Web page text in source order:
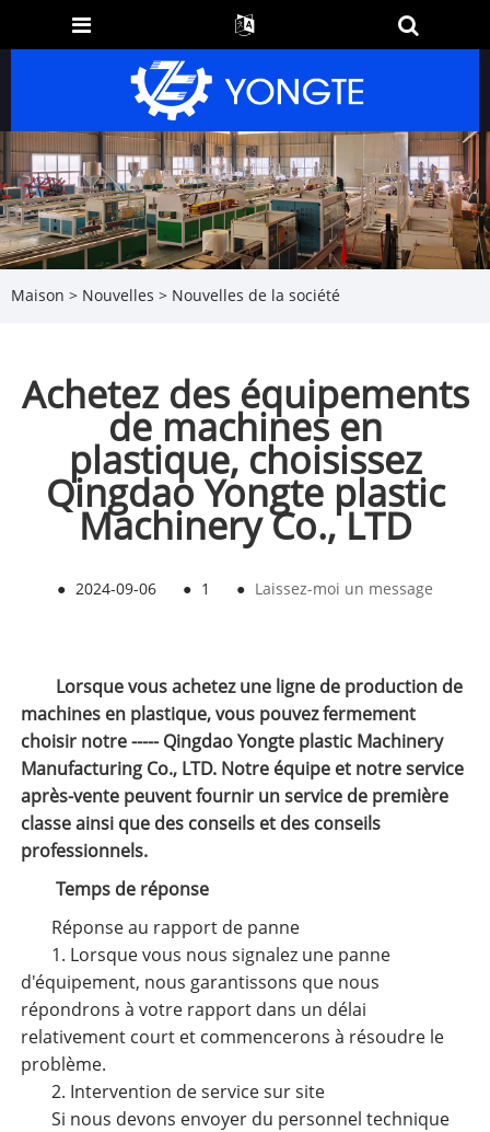
Maison > Nouvelles > Nouvelles de la société
Achetez des équipements
de machines en
plastique, choisissez
Qingdao Yongte plastic
Machinery Co., LTD
● 2024-09-06 ● 1 ● Laissez-moi un message
Lorsque vous achetez une ligne de production de
machines en plastique, vous pouvez fermement
choisir notre ----- Qingdao Yongte plastic Machinery
Manufacturing Co., LTD. Notre équipe et notre service
après-vente peuvent fournir un service de première
classe ainsi que des conseils et des conseils
professionnels.
Temps de réponse
Réponse au rapport de panne
1. Lorsque vous nous signalez une panne
d'équipement, nous garantissons que nous
répondrons à votre rapport dans un délai
relativement court et commencerons à résoudre le
problème.
2. Intervention de service sur site
Si nous devons envoyer du personnel technique